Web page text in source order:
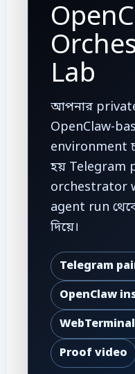
Lab
আপনার
OpenClaw-
environment
হয় Telegram
orchestrator
agent run
দিয়ে।
Telegram
OpenClaw
Proof video